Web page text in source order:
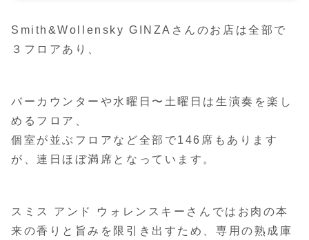
Smith&Wollensky GINZAさんのお店は全部で
３フロアあり、
バーカウンターや水曜日〜土曜日は生演奏を楽し
めるフロア、
個室が並ぶフロアなど全部で146席もあります
が、連日ほぼ満席となっています。
スミス アンド ウォレンスキーさんではお肉の本
来の香りと旨みを限引き出すため、専用の熟成庫